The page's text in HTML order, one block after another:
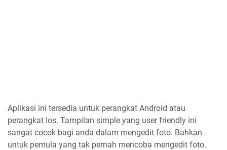
Aplikasi ini tersedia untuk perangkat Android atau
perangkat Ios. Tampilan simple yang user friendly ini
sangat cocok bagi anda dalam mengedit foto. Bahkan
untuk pemula yang tak pernah mencoba mengedit foto.